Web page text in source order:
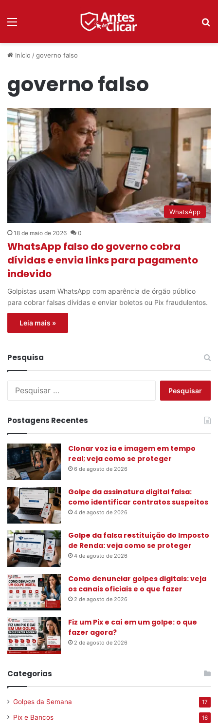
Início /governo falso
governo falso
WhatsApp
18 de maio de 2026 0
WhatsApp falso do governo cobra
dívidas e envia links para pagamento
indevido
Golpistas usam WhatsApp com aparência de órgão público
para cobrar falsas dívidas e enviar boletos ou Pix fraudulentos.
Leia mais »
Pesquisa
s
a
o
r
Postagens Recentes
Clonar voz ia e imagem em tempo
real; veja como se proteger
6 de agosto de 2026
Golpe da assinatura digital falsa:
como identificar contratos suspeitos
4 de agosto de 2026
Golpe da falsa restituição do Imposto
de Renda: veja como se proteger
4 de agosto de 2026
Como denunciar golpes digitais: veja
os canais oficiais e o que fazer
2 de agosto de 2026
Fiz um Pix e caí em um golpe: o que
fazer agora?
2 de agosto de 2026
Categorias
Golpes da Semana 17
Pix e Bancos 16